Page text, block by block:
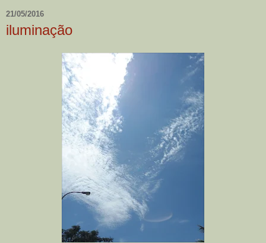
21/05/2016
iluminação